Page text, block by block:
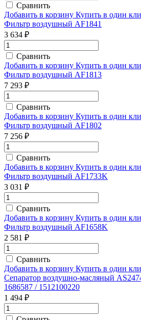
Сравнить
Добавить в корзину Купить в один
Фильтр воздушный AF1841
3 634 ₽
Сравнить
Добавить в корзину Купить в один
Фильтр воздушный AF1813
7 293 ₽
Сравнить
Добавить в корзину Купить в один
Фильтр воздушный AF1802
7 256 ₽
Сравнить
Добавить в корзину Купить в один
Фильтр воздушный AF1733K
3 031 ₽
Сравнить
Добавить в корзину Купить в один
Фильтр воздушный AF1658K
2 581 ₽
Сравнить
Добавить в корзину Купить в один
Сепаратор воздушно-масляный
1686587 / 1512100220
1 494 ₽